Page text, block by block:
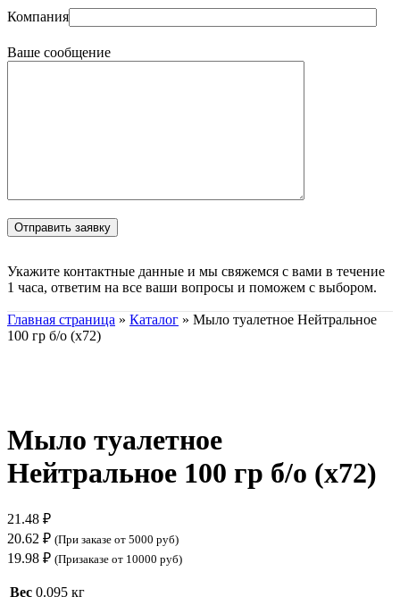
Компания
Ваше сообщение
Укажите контактные данные и мы свяжемся с вами в течение
1 часа, ответим на все ваши вопросы и поможем с выбором.
Главная страница » Каталог » Мыло туалетное Нейтральное
100 гр б/о (х72)
Мыло туалетное
Нейтральное 100 гр б/о (х72)
21.48 ₽
20.62 ₽ (При заказе от 5000 руб)
19.98 ₽ (Призаказе от 10000 руб)
Вес 0.095 кг